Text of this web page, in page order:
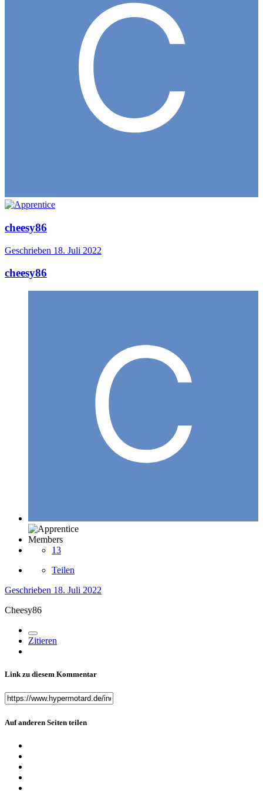
cheesy86
Geschrieben 18. Juli 2022
cheesy86
Members
13
Teilen
Geschrieben 18. Juli 2022
Cheesy86
Zitieren
Link zu diesem Kommentar
Auf anderen Seiten teilen